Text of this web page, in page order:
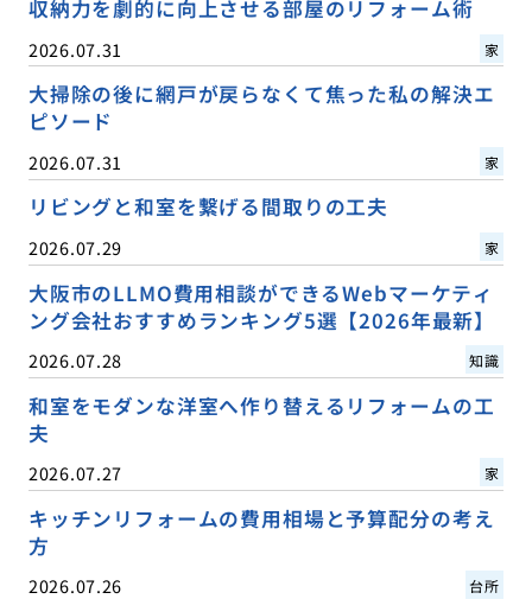
収納力を劇的に向上させる部屋のリフォーム術
2026.07.31 家
大掃除の後に網戸が戻らなくて焦った私の解決エ
ピソード
2026.07.31 家
リビングと和室を繋げる間取りの工夫
2026.07.29 家
大阪市のLLMO費用相談ができるWebマーケティ
ング会社おすすめランキング5選【2026年最新】
2026.07.28 知識
和室をモダンな洋室へ作り替えるリフォームの工
夫
2026.07.27 家
キッチンリフォームの費用相場と予算配分の考え
方
2026.07.26 台所